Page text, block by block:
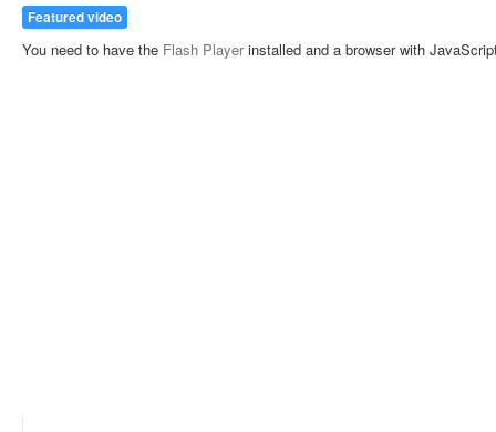
Featured video
You need to have the Flash Playerinstalled and a browser with